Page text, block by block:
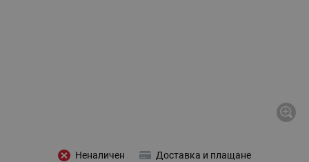
Неналичен Доставка и плащане